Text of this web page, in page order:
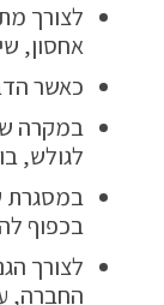
לצורך
אחסון,
כאשר
במקרה
לגולש,
במסגרת
בכפוף
לצורך
החברה,